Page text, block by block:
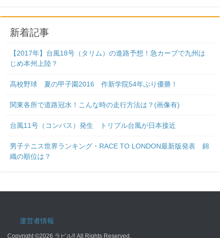
新着記事
【2017年】台風18号（タリム）の進路予想！急カーブで九州は
じめ本州上陸？
高校野球 夏の甲子園2016 作新学院54年ぶり優勝！
関東各所で道路冠水！こんな時の走行方法は？(画像有)
台風11号（コンパス）発生 トリプル台風が日本接近
男子テニス世界ランキング・RACE TO LONDON最新版発表 錦
織の順位は？
運営者情報
Copyright ©2026 ラビル!! All Rights Reserved.